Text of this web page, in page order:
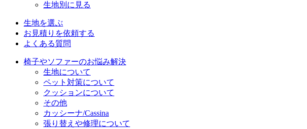
生地別に見る
生地を選ぶ
お見積りを依頼する
よくある質問
椅子やソファーのお悩み解決
生地について
ペット対策について
クッションについて
その他
カッシーナ/Cassina
張り替えや修理について